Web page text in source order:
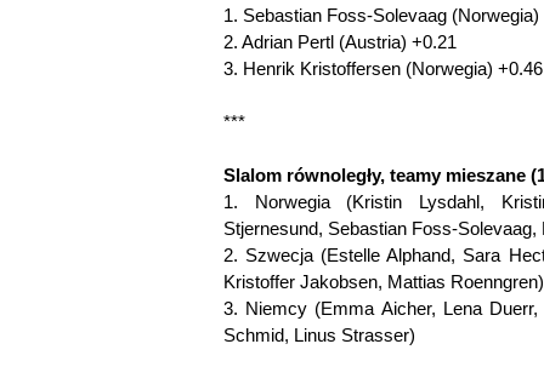
1. Sebastian Foss-Solevaag (Norwegia)
2. Adrian Pertl (Austria) +0.21
3. Henrik Kristoffersen (Norwegia) +0.46
***
Slalom równoległy, teamy mieszane
1. Norwegia (Kristin Lysdahl,
Stjernesund, Sebastian Foss-
2. Szwecja (Estelle Alphand, Sara
Kristoffer Jakobsen, Mattias Roenngren)
3. Niemcy (Emma Aicher, Lena
Schmid, Linus Strasser)